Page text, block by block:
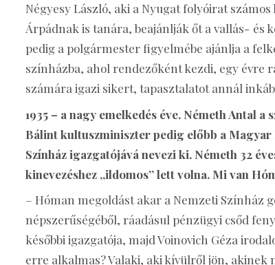
Négyesy László, aki a Nyugat folyóirat
Árpádnak is tanára, beajánlják őt a vallás- és
pedig a polgármester figyelmébe ajánlja a
színházba, ahol rendezőként kezdi, egy évre
számára igazi sikert, tapasztalatot annál
1935 – a nagy emelkedés éve. Németh Antal
Bálint kultuszminiszter pedig előbb a
Színház igazgatójává nevezi ki. Németh 32
kinevezéshez „ildomos” lett volna. Mi van
– Hóman megoldást akar a Nemzeti Színház
népszerűségéből, ráadásul pénzügyi csőd
későbbi igazgatója, majd Voinovich Géza
erre alkalmas? Valaki, aki kívülről jön,